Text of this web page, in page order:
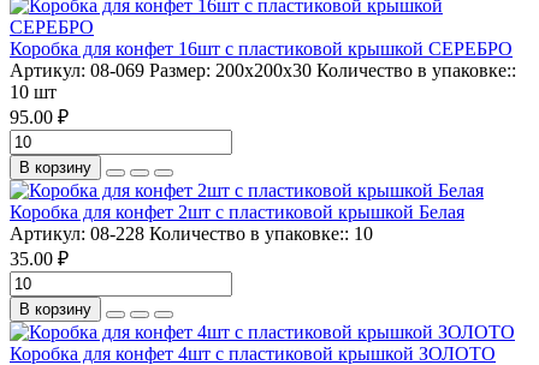
Коробка для конфет 16шт с пластиковой крышкой СЕРЕБРО
Артикул: 08-069 Размер: 200х200х30 Количество в упаковке::
10 шт
95.00 ₽
В корзину
Коробка для конфет 2шт с пластиковой крышкой Белая
Артикул: 08-228 Количество в упаковке:: 10
35.00 ₽
В корзину
Коробка для конфет 4шт с пластиковой крышкой ЗОЛОТО